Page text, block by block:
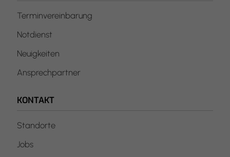
Terminvereinbarung
Notdienst
Neuigkeiten
Ansprechpartner
KONTAKT
Standorte
Jobs